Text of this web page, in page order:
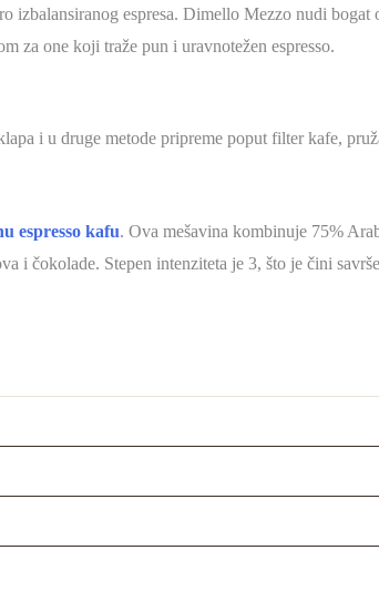
izbalansiranog espresa. Dimello Mezzo nudi bogat
za one koji traže pun i uravnotežen espresso.
i u druge metode pripreme poput filter kafe,
espresso kafu. Ova mešavina kombinuje 75%
i čokolade. Stepen intenziteta je 3, što je čini